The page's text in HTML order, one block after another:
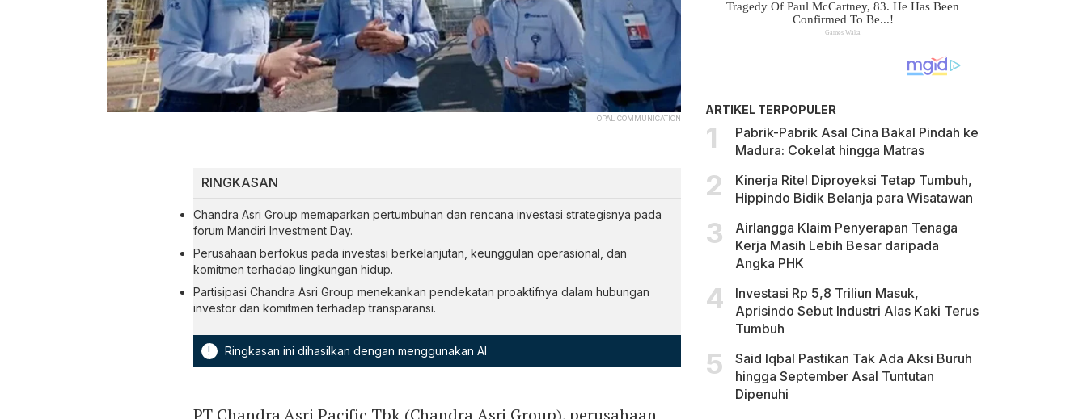
OPAL COMMUNICATION
RINGKASAN
Chandra Asri Group memaparkan pertumbuhan dan rencana investasi strategisnya pada
forum Mandiri Investment Day.
Perusahaan berfokus pada investasi berkelanjutan, keunggulan operasional, dan
komitmen terhadap lingkungan hidup.
Partisipasi Chandra Asri Group menekankan pendekatan proaktifnya dalam hubungan
investor dan komitmen terhadap transparansi.
! Ringkasan ini dihasilkan dengan menggunakan AI
ARTIKEL TERPOPULER
Pabrik-Pabrik Asal Cina Bakal Pindah ke
Madura: Cokelat hingga Matras
Kinerja Ritel Diproyeksi Tetap Tumbuh,
Hippindo Bidik Belanja para Wisatawan
Airlangga Klaim Penyerapan Tenaga
Kerja Masih Lebih Besar daripada
Angka PHK
Investasi Rp 5,8 Triliun Masuk,
Aprisindo Sebut Industri Alas Kaki Terus
Tumbuh
Said Iqbal Pastikan Tak Ada Aksi Buruh
hingga September Asal Tuntutan
Dipenuhi